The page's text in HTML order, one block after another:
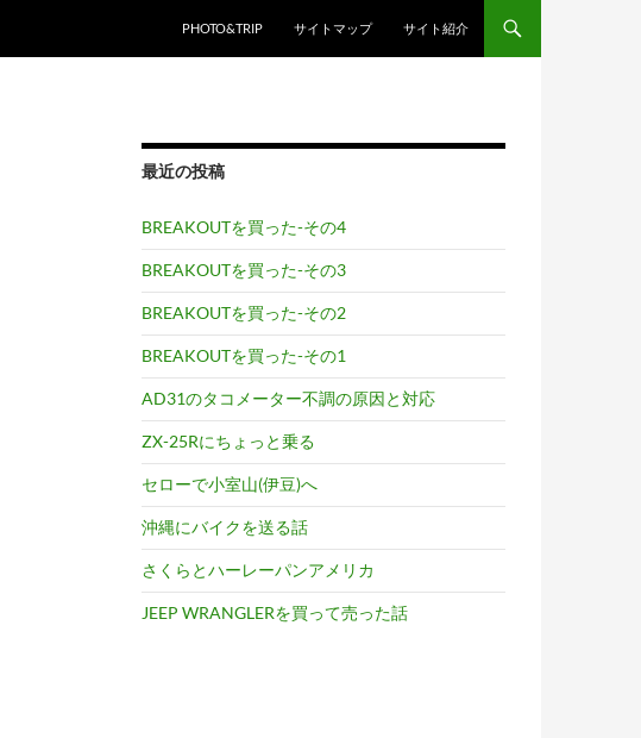
PHOTO&TRIP サイトマップ サイト紹介
最近の投稿
BREAKOUTを買った-その4
BREAKOUTを買った-その3
BREAKOUTを買った-その2
BREAKOUTを買った-その1
AD31のタコメーター不調の原因と対応
ZX-25Rにちょっと乗る
セローで小室山(伊豆)へ
沖縄にバイクを送る話
さくらとハーレーパンアメリカ
JEEP WRANGLERを買って売った話